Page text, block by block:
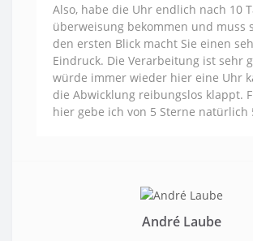
Also, habe die Uhr endlich nach 10
überweisung bekommen und muss
den ersten Blick macht Sie einen
Eindruck. Die Verarbeitung ist sehr
würde immer wieder hier eine Uhr
die Abwicklung reibungslos klappt.
hier gebe ich von 5 Sterne natürlich
André Laube